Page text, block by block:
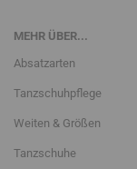
MEHR ÜBER...
Absatzarten
Tanzschuhpflege
Weiten & Größen
Tanzschuhe